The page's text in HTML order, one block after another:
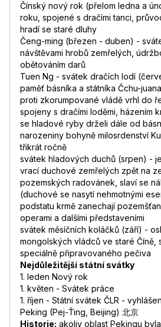
Čínský nový rok (přelom ledna a
roku, spojené s dračími tanci,
hradí se staré dluhy
Čeng-ming (březen - duben) -
návštěvami hrobů zemřelých,
obětováním darů
Tuen Ng - svátek dračích lodí
paměť básníka a státníka Čchu-
proti zkorumpované vládě vrhl do
spojeny s dračími loděmi, házením
se hladové ryby drželi dále od
narozeniny bohyně milosrdenství
třikrát ročně
svátek hladových duchů (srpen) -
vrací duchové zemřelých zpět na
pozemských radovánek, slaví se
(duchové se nasytí nehmotnými
podstatu krmě zanechají
operami a dalšími představeními
svátek měsíčních koláčků (září) -
mongolských vládců ve staré Číně,
speciálně připravovaného pečiva
Nejdůležitější státní svátky
1. leden Nový rok
1. květen - Svátek práce
1. říjen - Státní svátek ČLR -
Peking (Pej-Ťing, Beijing) 北京
Historie: akoliv oblast Pekingu